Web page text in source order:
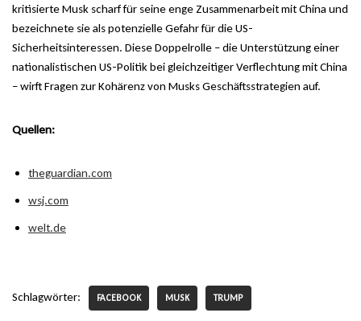
kritisierte Musk scharf für seine enge Zusammenarbeit mit China und
bezeichnete sie als potenzielle Gefahr für die US-
Sicherheitsinteressen. Diese Doppelrolle – die Unterstützung einer
nationalistischen US-Politik bei gleichzeitiger Verflechtung mit China
– wirft Fragen zur Kohärenz von Musks Geschäftsstrategien auf.
Quellen:
theguardian.com
wsj.com
welt.de
Schlagwörter: FACEBOOK MUSK TRUMP